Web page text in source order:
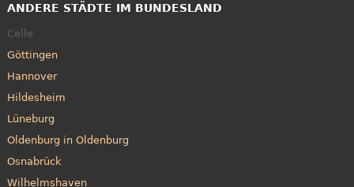
ANDERE STÄDTE IM BUNDESLAND
Celle
Göttingen
Hannover
Hildesheim
Lüneburg
Oldenburg in Oldenburg
Osnabrück
Wilhelmshaven